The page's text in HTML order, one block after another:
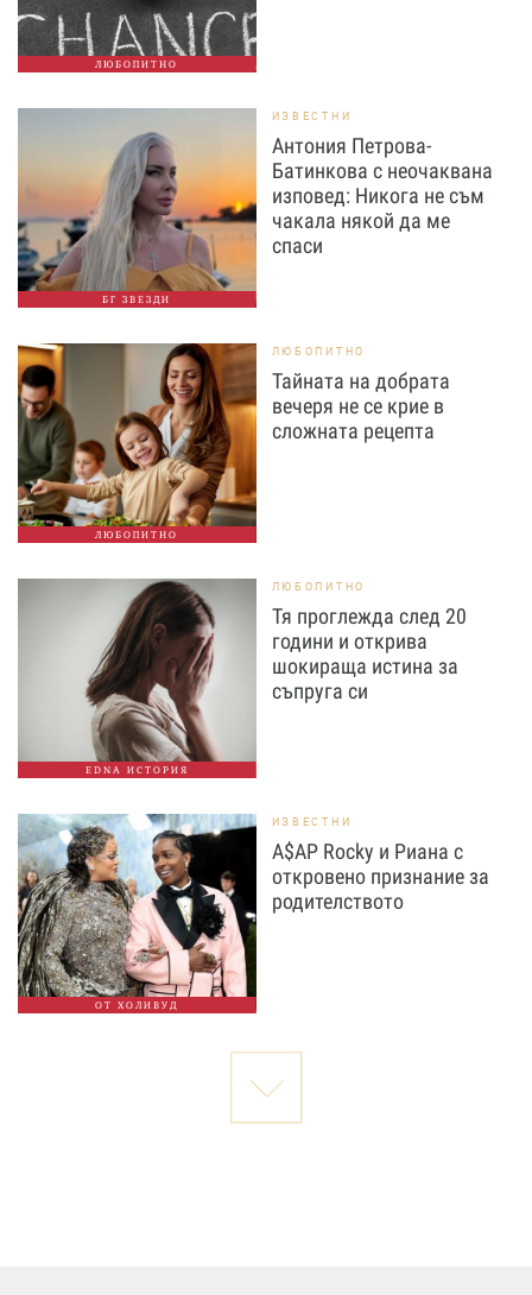
ЛЮБОПИТНО
БГ ЗВЕЗДИ
ИЗВЕСТНИ
Антония Петрова-
Батинкова с неочаквана
изповед: Никога не съм
чакала някой да ме
спаси
ЛЮБОПИТНО
ЛЮБОПИТНО
Тайната на добрата
вечеря не се крие в
сложната рецепта
EDNA ИСТОРИЯ
ЛЮБОПИТНО
Тя проглежда след 20
години и открива
шокираща истина за
съпруга си
ОТ ХОЛИВУД
ИЗВЕСТНИ
A$AP Rocky и Риана с
откровено признание за
родителството